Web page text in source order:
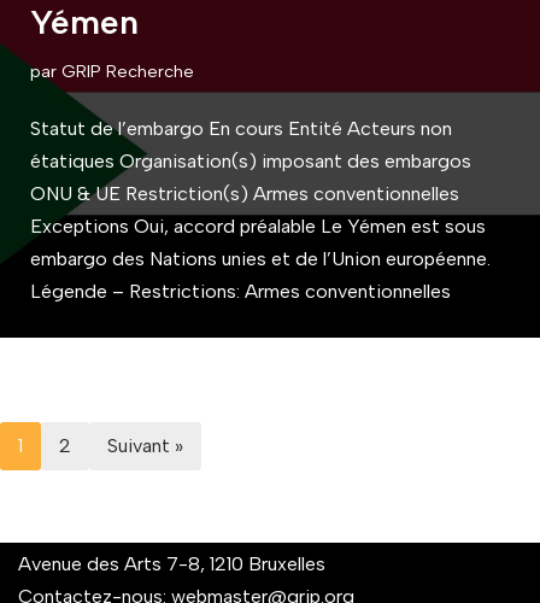
Yémen
par GRIP Recherche
Statut de l’embargo En cours Entité Acteurs non
étatiques Organisation(s) imposant des embargos
ONU & UE Restriction(s) Armes conventionnelles
Exceptions Oui, accord préalable Le Yémen est sous
embargo des Nations unies et de l’Union européenne.
Légende – Restrictions: Armes conventionnelles
1 2 Suivant »
Avenue des Arts 7-8, 1210 Bruxelles
Contactez-nous: webmaster@grip.org